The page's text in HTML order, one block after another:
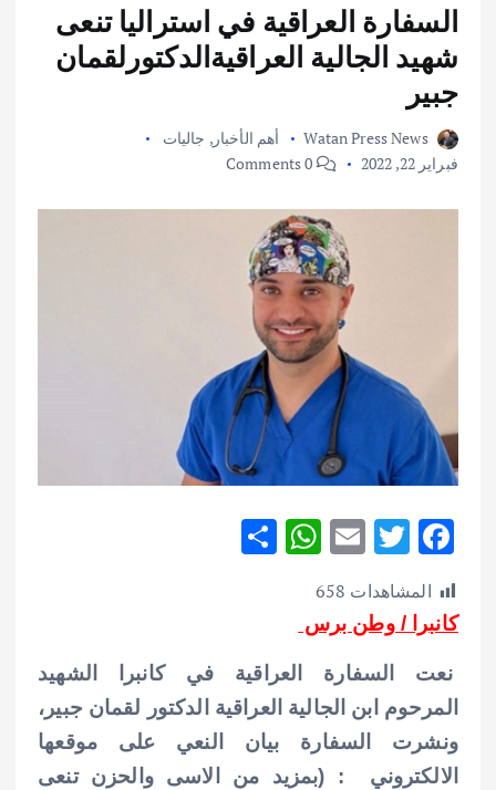
السفارة العراقية في استراليا تنعى
شهيد الجالية العراقيةالدكتورلقمان
جبير
Watan Press News أهم الأخبار, جاليات
فبراير 22, 2022
F
ac
e
b
o
o
k
T
w
it
te
r
E
ai
l
W
A
p
p
المشاهدات 658
كانبرا / وطن برس
نعت السفارة العراقية في كانبرا الشهيد
المرحوم ابن الجالية العراقية الدكتور لقمان جبير،
ونشرت السفارة بيان النعي على موقعها
الالكتروني : (بمزيد من الاسى والحزن تنعى